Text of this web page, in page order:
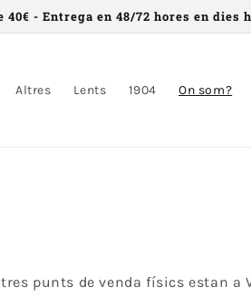
- Entrega en 48/72 hores en dies
Altres Lents 1904 On som?
punts de venda físics estan a